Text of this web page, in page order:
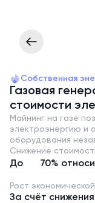
Собственная
Газовая
стоимости
Майнинг на газе
электроэнергию и
оборудования
Снижение
До 70%
Рост
За счёт